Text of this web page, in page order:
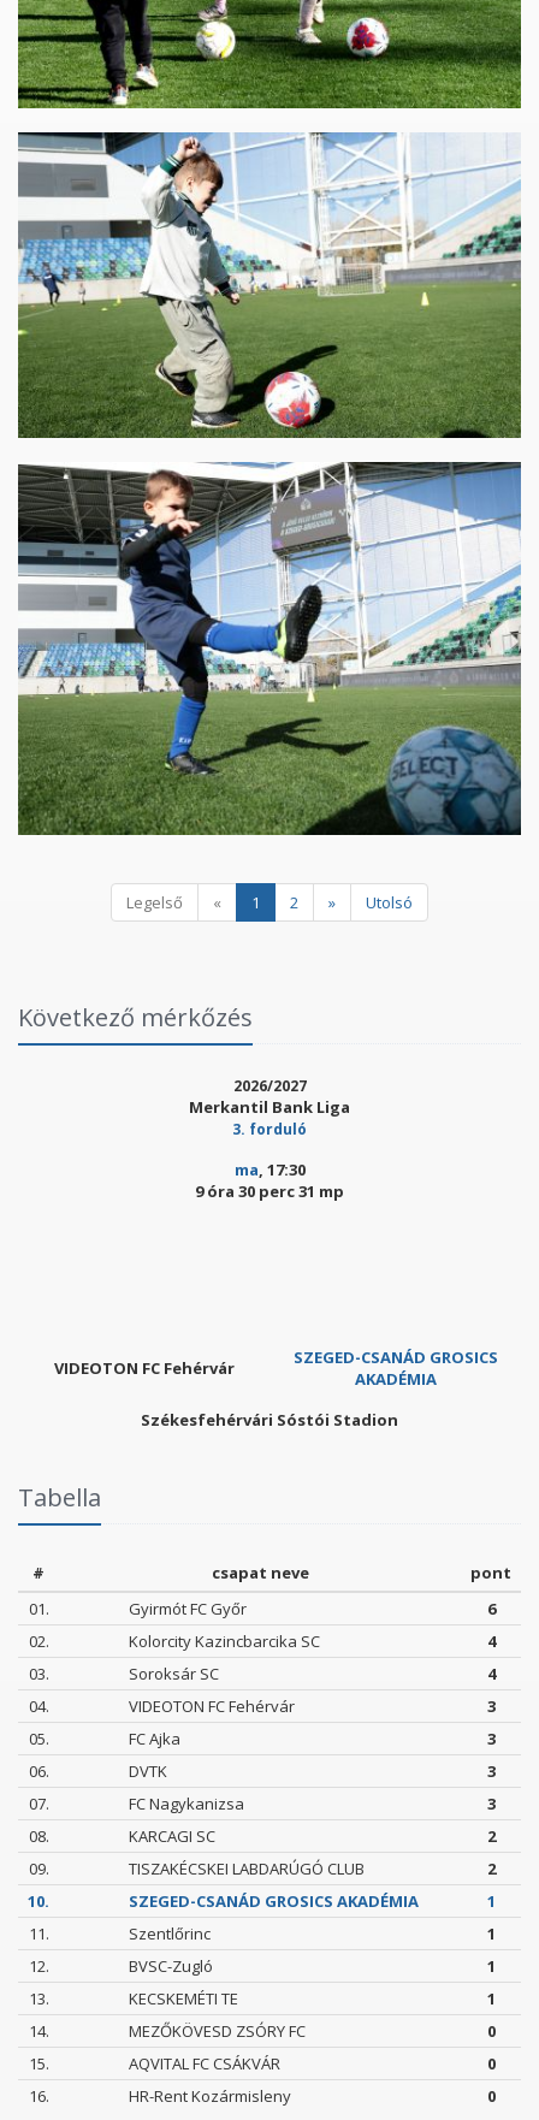
Legelső « 1 2 » Utolsó
Következő mérkőzés
2026/2027
Merkantil Bank Liga
3. forduló
ma, 17:30
9 óra 30 perc 29 mp
VIDEOTON FC Fehérvár
SZEGED-CSANÁD GROSICS
AKADÉMIA
Székesfehérvári Sóstói Stadion
Tabella
# csapat neve
pont
01.
Gyirmót FC Győr
6
02.
Kolorcity Kazincbarcika SC
4
03.
Soroksár SC
4
04.
VIDEOTON FC Fehérvár
3
05.
FC Ajka
3
06.
DVTK
3
07.
FC Nagykanizsa
3
08.
KARCAGI SC
2
09.
TISZAKÉCSKEI LABDARÚGÓ CLUB
2
10.
SZEGED-CSANÁD GROSICS AKADÉMIA
1
11.
Szentlőrinc
1
12.
BVSC-Zugló
1
13.
KECSKEMÉTI TE
1
14.
MEZŐKÖVESD ZSÓRY FC
0
15.
AQVITAL FC CSÁKVÁR
0
16.
HR-Rent Kozármisleny 0